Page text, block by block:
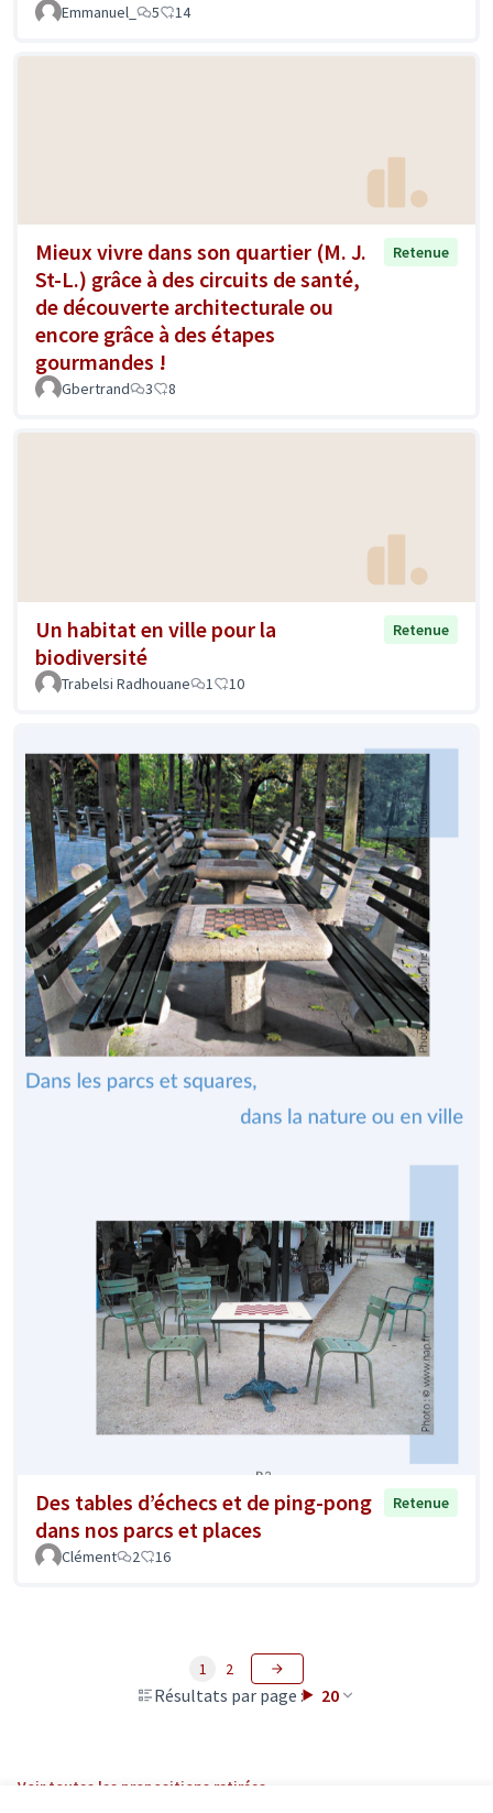
Emmanuel_ 5 14
Mieux vivre dans son quartier (M. J.
St-L.) grâce à des circuits de santé,
de découverte architecturale ou
encore grâce à des étapes
gourmandes !
Retenue
Gbertrand 3 8
Un habitat en ville pour la
biodiversité
Retenue
Trabelsi Radhouane 1 10
Des tables d’échecs et de ping-pong
dans nos parcs et places
Retenue
Clément 2 16
Résultats par page : 20
1 2
Voir toutes les propositions retirées